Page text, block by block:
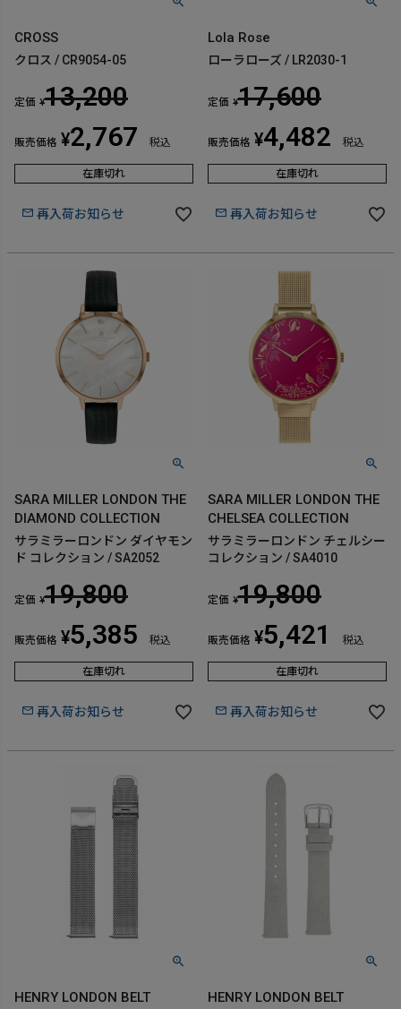
CROSS
クロス / CR9054-05
定価 ¥13,200
販売価格 ¥2,767 税込
在庫切れ
再入荷お知らせ
Lola Rose
ローラローズ / LR2030-1
定価 ¥17,600
販売価格 ¥4,482 税込
在庫切れ
再入荷お知らせ
SARA MILLER LONDON THE
DIAMOND COLLECTION
サラミラーロンドン ダイヤモン
ド コレクション / SA2052
定価 ¥19,800
販売価格 ¥5,385 税込
在庫切れ
再入荷お知らせ
SARA MILLER LONDON THE
CHELSEA COLLECTION
サラミラーロンドン チェルシー
コレクション / SA4010
定価 ¥19,800
販売価格 ¥5,421 税込
在庫切れ
再入荷お知らせ
HENRY LONDON BELT HENRY LONDON BELT